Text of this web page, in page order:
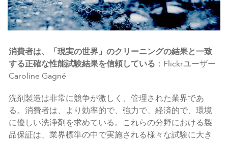
消費者は、「現実の世界」のクリーニングの結果と一致
する正確な性能試験結果を信頼している ：Flickrユーザー
Caroline Gagné
洗剤製造は非常に競争が激しく、管理された業界であ
る。消費者は、より効率的で、強力で、経済的で、環境
に優しい洗浄剤を求めている。これらの分野における製
品保証は、業界標準の中で実施される様々な試験に大き